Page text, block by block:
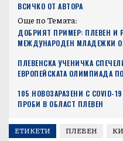
ВСИЧКО ОТ АВТОРА
Още по Темата:
ДОБРИЯТ ПРИМЕР: ПЛЕВЕН И
МЕЖДУНАРОДЕН МЛАДЕЖКИ
ПЛЕВЕНСКА УЧЕНИЧКА
ЕВРОПЕЙСКАТА ОЛИМПИАДА
105 НОВОЗАРАЗЕНИ С COVID-
ПРОБИ В ОБЛАСТ ПЛЕВЕН
ЕТИКЕТИ ПЛЕВЕН